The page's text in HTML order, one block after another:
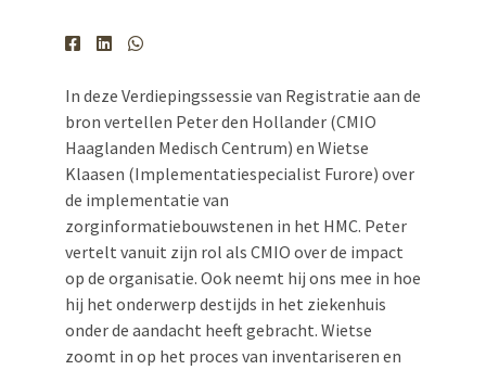
In deze Verdiepingssessie van Registratie aan de
bron vertellen Peter den Hollander (CMIO
Haaglanden Medisch Centrum) en Wietse
Klaasen (Implementatiespecialist Furore) over
de implementatie van
zorginformatiebouwstenen in het HMC. Peter
vertelt vanuit zijn rol als CMIO over de impact
op de organisatie. Ook neemt hij ons mee in hoe
hij het onderwerp destijds in het ziekenhuis
onder de aandacht heeft gebracht. Wietse
zoomt in op het proces van inventariseren en